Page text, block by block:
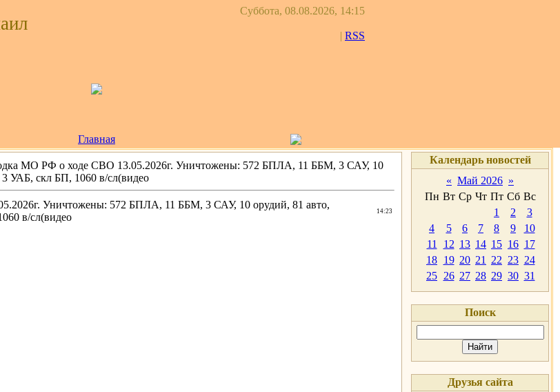
Суббота, 08.08.2026, 14:15
| RSS
Главная
МО РФ о ходе СВО 13.05.2026г. Уничтожены: 572 БПЛА, 11 ББМ, 3 САУ, 10
УАБ, скл БП, 1060 в/сл(видео
Уничтожены: 572 БПЛА, 11 ББМ, 3 САУ, 10 орудий, 81 авто,
в/сл(видео
14:23
Календарь новостей
« Май 2026 »
Пн Вт Ср Чт Пт Сб Вс
1
2
3
4
5 6 7 8 9
10
11
12 13 14 15 16 17
18 19 20 21 22 23 24
25 26 27 28 29 30 31
Поиск
Друзья сайта